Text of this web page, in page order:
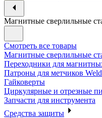
Магнитные сверлильные
Смотреть все товары
Магнитные сверлильные
Переходники для
Патроны для метчиков
Гайковерты
Циркулярные и отрезные
Запчасти для инструмента
Средства защиты